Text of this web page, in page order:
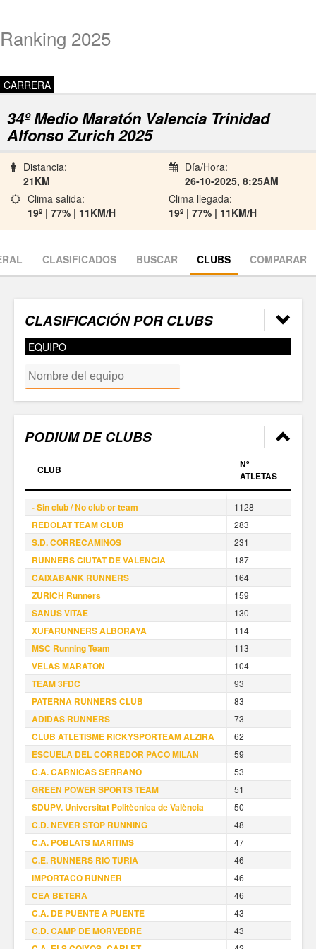
Ranking 2025
CARRERA
34º Medio Maratón Valencia Trinidad
Alfonso Zurich 2025
Distancia:
21KM
Día/Hora:
26-10-2025, 8:25AM
Clima salida:
19º | 77% | 11KM/H
Clima llegada:
19º | 77% | 11KM/H
CLASIFICADOS BUSCAR CLUBS COMPARAR
CLASIFICACIÓN POR CLUBS
EQUIPO
PODIUM DE CLUBS
CLUB
Nº
ATLETAS
- Sin club / No club or team 1128
REDOLAT TEAM CLUB 283
S.D. CORRECAMINOS 231
RUNNERS CIUTAT DE VALENCIA 187
CAIXABANK RUNNERS 164
ZURICH Runners 159
SANUS VITAE 130
XUFARUNNERS ALBORAYA 114
MSC Running Team 113
VELAS MARATON 104
TEAM 3FDC 93
PATERNA RUNNERS CLUB 83
ADIDAS RUNNERS 73
CLUB ATLETISME RICKYSPORTEAM ALZIRA 62
ESCUELA DEL CORREDOR PACO MILAN 59
C.A. CARNICAS SERRANO 53
GREEN POWER SPORTS TEAM 51
SDUPV. Universitat Politècnica de València 50
C.D. NEVER STOP RUNNING 48
C.A. POBLATS MARITIMS 47
C.E. RUNNERS RIO TURIA 46
IMPORTACO RUNNER 46
CEA BETERA 46
C.A. DE PUENTE A PUENTE 43
C.D. CAMP DE MORVEDRE 43